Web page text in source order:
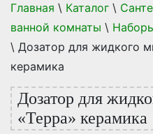
Главная \ Каталог \
ванной комнаты \
\ Дозатор для жидкого
керамика
Дозатор для
«Терра» керамика